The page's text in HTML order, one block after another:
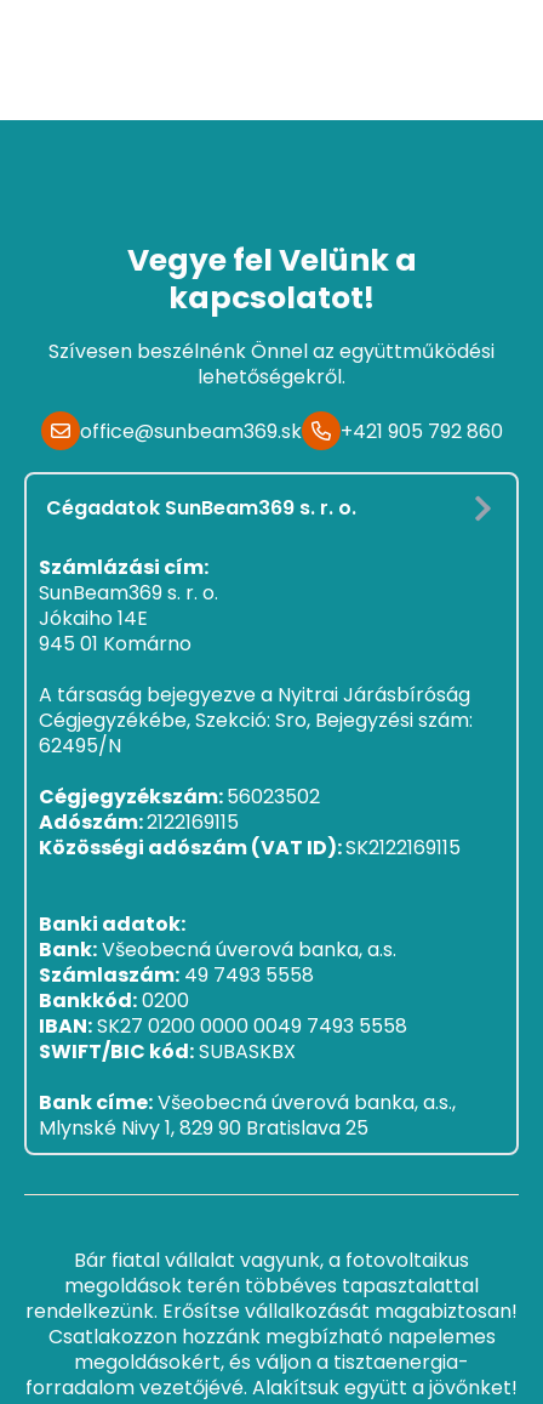
Vegye fel Velünk a
kapcsolatot!
Szívesen beszélnénk Önnel az együttműködési
lehetőségekről.
office@sunbeam369.sk
+421 905 792 860
Cégadatok SunBeam369 s. r. o.
Számlázási cím:
SunBeam369 s. r. o.
Jókaiho 14E
945 01 Komárno
A társaság bejegyezve a Nyitrai Járásbíróság
Cégjegyzékébe, Szekció: Sro, Bejegyzési szám:
62495/N
Cégjegyzékszám:56023502
Adószám:2122169115
Közösségi adószám (VAT ID):SK2122169115
Banki adatok:
Bank:Všeobecná úverová banka, a.s.
Számlaszám: 49 7493 5558
Bankkód:0200
IBAN:SK27 0200 0000 0049 7493 5558
SWIFT/BIC kód:SUBASKBX
Bank címe:Všeobecná úverová banka, a.s.,
Mlynské Nivy 1, 829 90 Bratislava 25
Bár fiatal vállalat vagyunk, a fotovoltaikus
megoldások terén többéves tapasztalattal
rendelkezünk. Erősítse vállalkozását magabiztosan!
Csatlakozzon hozzánk megbízható napelemes
megoldásokért, és váljon a tisztaenergia-
forradalom vezetőjévé. Alakítsuk együtt a jövőnket!